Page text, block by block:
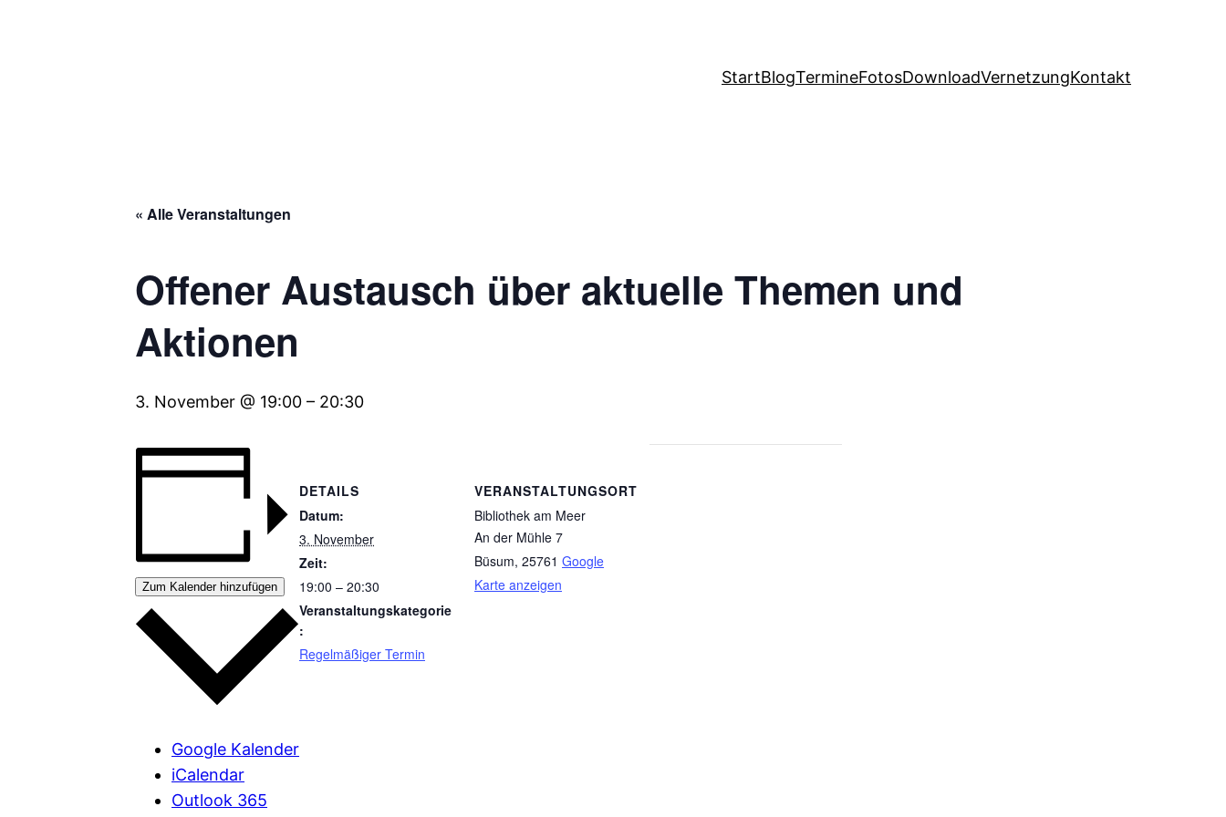
StartBlogTermineFotosDownloadVernetzungKontakt
« Alle Veranstaltungen
Offener Austausch über aktuelle Themen und
Aktionen
3. November @ 19:00 – 20:30
Zum Kalender hinzufügen
Google Kalender
iCalendar
Outlook 365
DETAILS
Datum:
3. November
Zeit:
19:00 – 20:30
Veranstaltungskategorie
:
Regelmäßiger Termin
VERANSTALTUNGSORT
Bibliothek am Meer
An der Mühle 7
Büsum, 25761 Google
Karte anzeigen